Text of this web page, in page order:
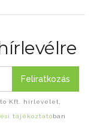
Feliratkozás
Kft. hírlevelet,
tájékoztatóban